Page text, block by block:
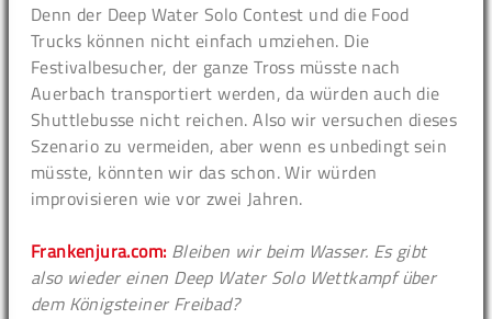
Denn der Deep Water Solo Contest und die Food
Trucks können nicht einfach umziehen. Die
Festivalbesucher, der ganze Tross müsste nach
Auerbach transportiert werden, da würden auch die
Shuttlebusse nicht reichen. Also wir versuchen dieses
Szenario zu vermeiden, aber wenn es unbedingt sein
müsste, könnten wir das schon. Wir würden
improvisieren wie vor zwei Jahren.
Frankenjura.com: Bleiben wir beim Wasser. Es gibt
also wieder einen Deep Water Solo Wettkampf über
dem Königsteiner Freibad?